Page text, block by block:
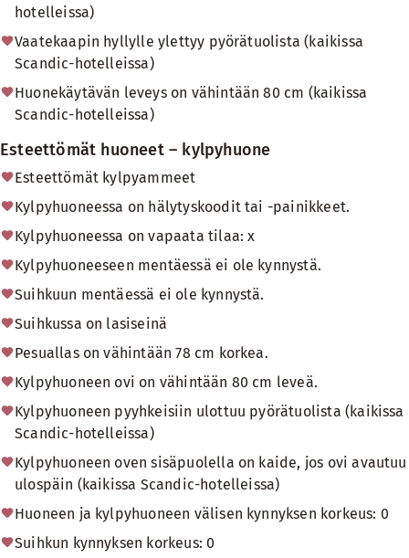
hotelleissa)
Vaatekaapin hyllylle ylettyy pyörätuolista (kaikissa
Scandic-hotelleissa)
Huonekäytävän leveys on vähintään 80 cm (kaikissa
Scandic-hotelleissa)
Esteettömät huoneet – kylpyhuone
Esteettömät kylpyammeet
Kylpyhuoneessa on hälytyskoodit tai -painikkeet.
Kylpyhuoneessa on vapaata tilaa: x
Kylpyhuoneeseen mentäessä ei ole kynnystä.
Suihkuun mentäessä ei ole kynnystä.
Suihkussa on lasiseinä
Pesuallas on vähintään 78 cm korkea.
Kylpyhuoneen ovi on vähintään 80 cm leveä.
Kylpyhuoneen pyyhkeisiin ulottuu pyörätuolista (kaikissa
Scandic-hotelleissa)
Kylpyhuoneen oven sisäpuolella on kaide, jos ovi avautuu
ulospäin (kaikissa Scandic-hotelleissa)
Huoneen ja kylpyhuoneen välisen kynnyksen korkeus: 0
Suihkun kynnyksen korkeus: 0